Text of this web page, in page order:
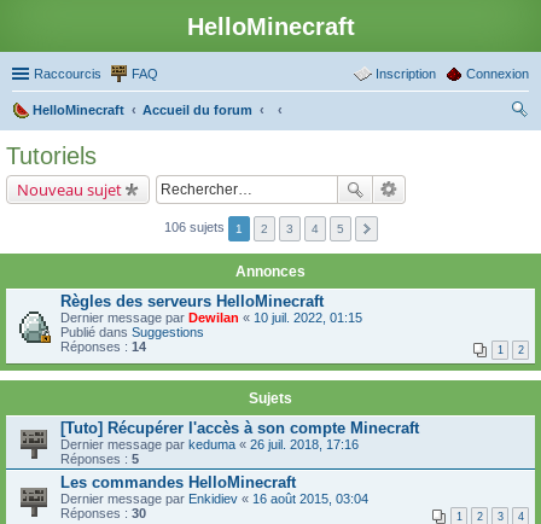
HelloMinecraft
Raccourcis FAQ Connexion
Inscription
HelloMinecraft
Accueil du forum
Tutoriels
Nouveau sujet
106 sujets 1 2 3 4 5
Annonces
Règles des serveurs HelloMinecraft
Dernier message par Dewilan « 10 juil. 2022, 01:15
Publié dans Suggestions
Réponses : 14 1 2
Sujets
[Tuto] Récupérer l'accès à son compte Minecraft
Dernier message par keduma « 26 juil. 2018, 17:16
Réponses : 5
Les commandes HelloMinecraft
Dernier message par Enkidiev « 16 août 2015, 03:04
Réponses : 30 1 2 3 4